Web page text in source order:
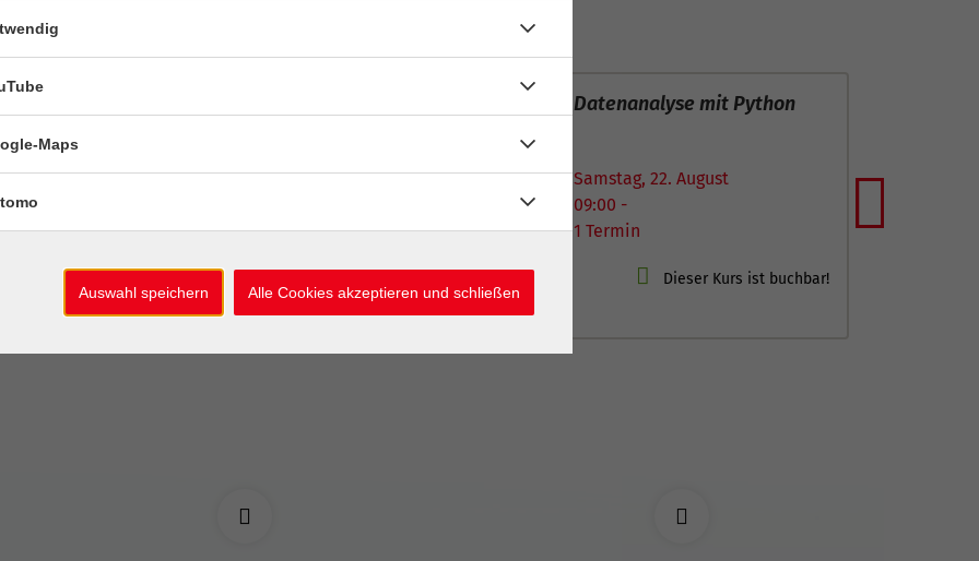
22. August
-
26
"Weltreise" in Karlsruhe (7-13
J.)
1 Termin
29
KI-Tools im Alltag:
Maps
Auswahl speichern Alle Cookies akzeptieren und schließen